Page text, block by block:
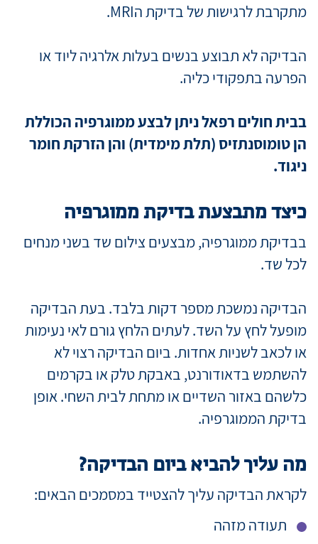
מתקרבת לרגישות של בדיקת הMRI.
הבדיקה לא תבוצע בנשים בעלות אלרגיה ליוד או
הפרעה בתפקודי כליה.
בבית חולים רפאל ניתן לבצע ממוגרפיה הכוללת
הן טומוסנתזיס (תלת מימדית) והן הזרקת חומר
ניגוד.
כיצד מתבצעת בדיקת ממוגרפיה
בבדיקת ממוגרפיה, מבצעים צילום שד בשני מנחים
לכל שד.
הבדיקה נמשכת מספר דקות בלבד. בעת הבדיקה
מופעל לחץ על השד. לעתים הלחץ גורם לאי נעימות
או לכאב לשניות אחדות. ביום הבדיקה רצוי לא
להשתמש בדאודורנט, באבקת טלק או בקרמים
כלשהם באזור השדיים או מתחת לבית השחי. אופן
בדיקת הממוגרפיה.
מה עליך להביא ביום הבדיקה?
לקראת הבדיקה עליך להצטייד במסמכים הבאים:
תעודה מזהה